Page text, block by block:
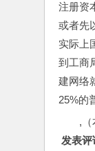
注册资
或者先
实际上
到工商
建网络
25%的
,（
发表评